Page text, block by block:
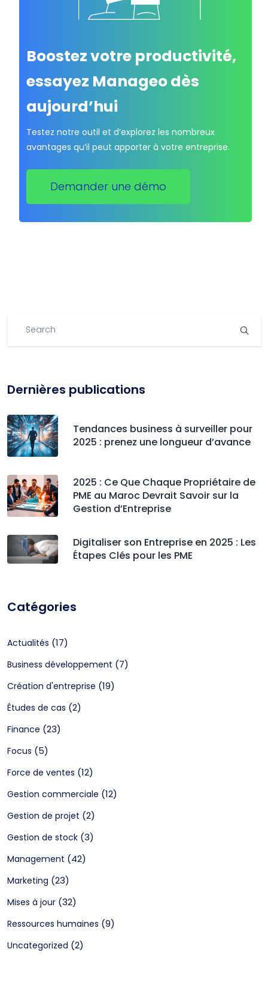
Boostez votre productivité,
essayez Manageo dès
aujourd’hui
Testez notre outil et d’explorez les nombreux
avantages qu’il peut apporter à votre entreprise.
Demander une démo
Dernières publications
Tendances business à surveiller pour
2025 : prenez une longueur d’avance
2025 : Ce Que Chaque Propriétaire de
PME au Maroc Devrait Savoir sur la
Gestion d’Entreprise
Digitaliser son Entreprise en 2025 : Les
Étapes Clés pour les PME
Catégories
Actualités (17)
Business développement (7)
Création d'entreprise (19)
Études de cas (2)
Finance (23)
Focus (5)
Force de ventes (12)
Gestion commerciale (12)
Gestion de projet (2)
Gestion de stock (3)
Management (42)
Marketing (23)
Mises à jour (32)
Ressources humaines (9)
Uncategorized (2)